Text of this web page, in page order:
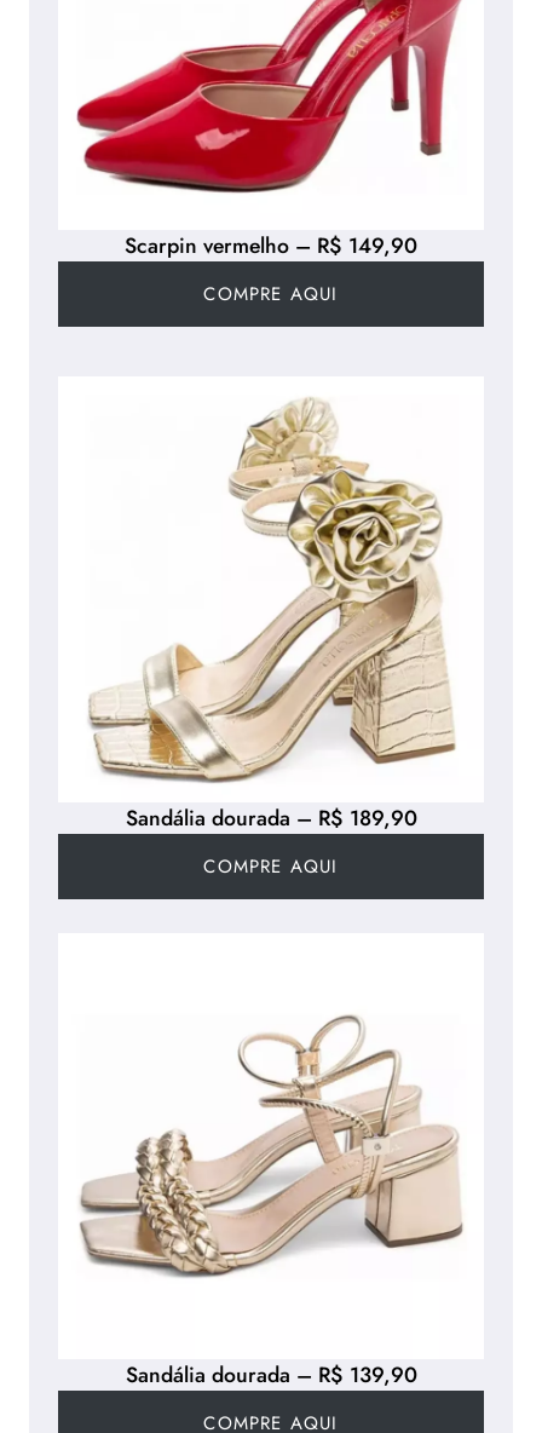
Sandália dourada – R$ 189,90
COMPRE AQUI
Scarpin vermelho – R$ 149,90
COMPRE AQUI
Sandália dourada – R$ 139,90
COMPRE AQUI